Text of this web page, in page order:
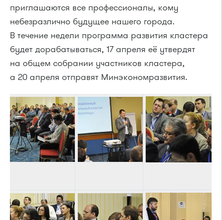
приглашаются все профессионалы, кому
небезразлично будущее нашего города.
В течение недели программа развития кластера
будет дорабатываться, 17 апреля её утвердят
на общем собрании участников кластера,
а 20 апреля отправят Минэкономразвития.